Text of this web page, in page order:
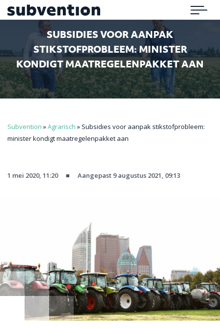
Subvention Menu
SUBSIDIES VOOR AANPAK
STIKSTOFPROBLEEM: MINISTER
KONDIGT MAATREGELENPAKKET AAN
Subvention »Agrarisch » Subsidies voor aanpak stikstofprobleem:
minister kondigt maatregelenpakket aan
1 mei 2020, 11:20 ■ Aangepast 9 augustus 2021, 09:13